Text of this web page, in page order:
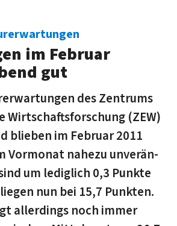
im Februar
gut
des Zentrums
Wirtschaftsfor­schung (ZEW)
blieben im Februar 2011
Vormonat nahezu un­ver­än­
um lediglich 0,3 Punkte
nun bei 15,7 Punkten.
allerdings noch immer